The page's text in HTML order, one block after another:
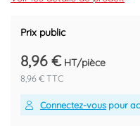
Prix public
8,96 € HT/pièce
8,96 € TTC
Connectez-vous pour